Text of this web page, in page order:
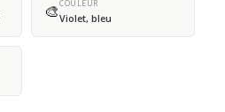
🎨COULEUR
Violet, bleu